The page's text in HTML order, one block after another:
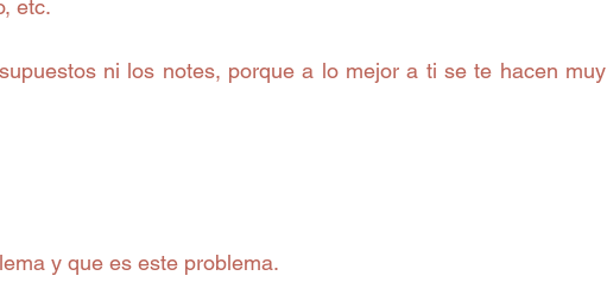
etc.
ni los notes, porque a lo mejor a ti se te hacen muy
y que es este problema.